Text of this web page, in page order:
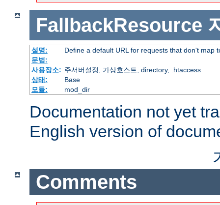
FallbackResource
설명:
Define a default URL for requests that don't map
문법:
사용장소: 주서버설정, 가상호스트, directory, .htaccess
상태:
Base
모듈:
mod_dir
Documentation not yet
English version of
Comments